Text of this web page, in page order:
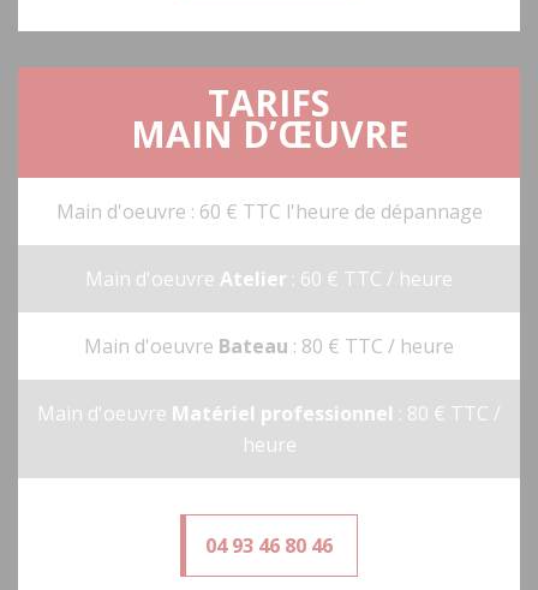
TARIFS
MAIN D’ŒUVRE
Main d'oeuvre : 60 € TTC l'heure de dépannage
Main d'oeuvre Atelier : 60 € TTC / heure
Main d'oeuvre Bateau : 80 € TTC / heure
Main d'oeuvre Matériel professionnel : 80 € TTC /
heure
04 93 46 80 46